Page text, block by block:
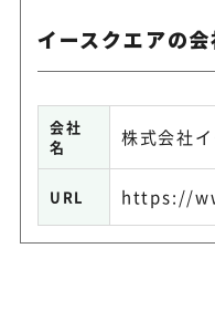
イースクエアの
会社
名
株式会社
URL https://